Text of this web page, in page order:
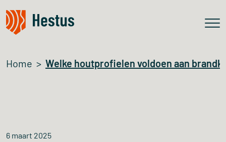
Home Welke houtprofielen voldoen aan
6 maart 2025